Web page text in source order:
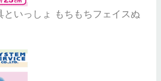
といっしょ もちもちフェイスぬ